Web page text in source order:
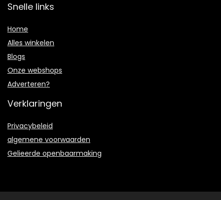
Snelle links
Home
Alles winkelen
Blogs
Onze webshops
Adverteren?
Verklaringen
Privacybeleid
algemene voorwaarden
Gelieerde openbaarmaking